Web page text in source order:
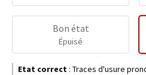
Bon état
Épuisé
Etat correct : Traces d'usure